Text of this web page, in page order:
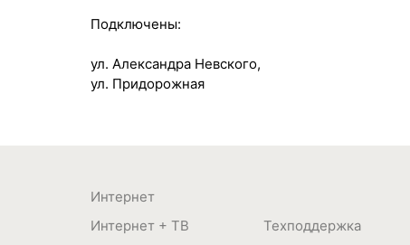
Подключены:
ул. Александра Невского,
ул. Придорожная
Интернет
Интернет + ТВ
Техподдержка